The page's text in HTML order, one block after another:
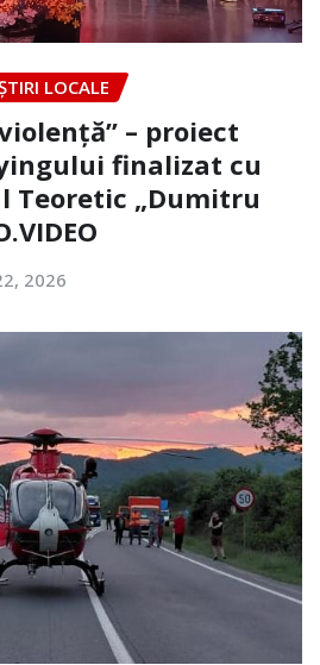
LOCALE
– proiect
finalizat cu
Teoretic „Dumitru
2026